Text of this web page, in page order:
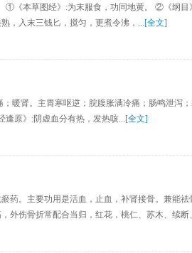
①《本草图经》:为末服食，功同地黄。 ②《纲
，入末三钱匕，搅匀，更煮令沸，...[全文]
暖肾。主胃寒呕逆；脘腹胀满冷痛；肠鸣泄泻
逢原》:阴虚血分有热，发热咳...[全文]
药。主要功用是活血，止血，补肾接骨。兼能
外伤骨折常配合当归，红花，桃仁、苏木、续断